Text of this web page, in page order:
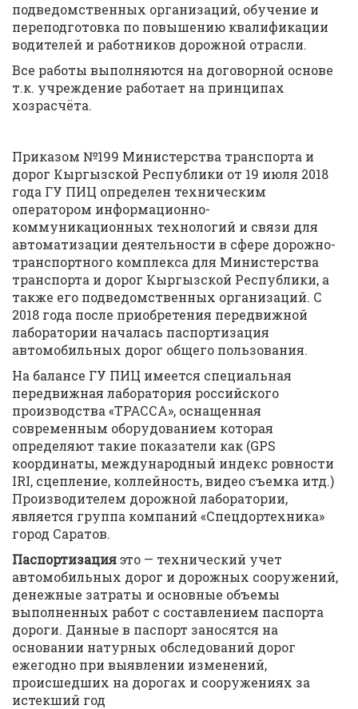
подведомственных организаций, обучение и
переподготовка по повышению квалификации
водителей и работников дорожной отрасли.
Все работы выполняются на договорной основе
т.к. учреждение работает на принципах
хозрасчёта.
Приказом №199 Министерства транспорта и
дорог Кыргызской Республики от 19 июля 2018
года ГУ ПИЦ определен техническим
оператором информационно-
коммуникационных технологий и связи для
автоматизации деятельности в сфере дорожно-
транспортного комплекса для Министерства
транспорта и дорог Кыргызской Республики, а
также его подведомственных организаций. С
2018 года после приобретения передвижной
лаборатории началась паспортизация
автомобильных дорог общего пользования.
На балансе ГУ ПИЦ имеется специальная
передвижная лаборатория российского
производства «ТРАССА», оснащенная
современным оборудованием которая
определяют такие показатели как (GPS
координаты, международный индекс ровности
IRI, сцепление, коллейность, видео съемка итд.)
Производителем дорожной лаборатории,
является группа компаний «Спецдортехника»
город Саратов.
Паспортизацияэто — технический учет
автомобильных дорог и дорожных сооружений,
денежные затраты и основные объемы
выполненных работ с составлением паспорта
дороги. Данные в паспорт заносятся на
основании натурных обследований дорог
ежегодно при выявлении изменений,
происшедших на дорогах и сооружениях за
истекший год